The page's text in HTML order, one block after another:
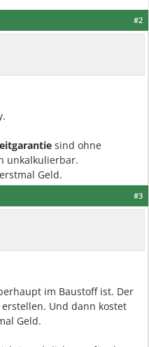
#2
sind ohne
unkalkulierbar.
Geld.
#3
im Baustoff ist. Der
Und dann kostet
Geld.